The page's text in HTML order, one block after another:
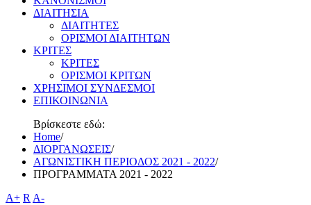
ΔΙΑΙΤΗΣΙΑ
ΔΙΑΙΤΗΤΕΣ
ΟΡΙΣΜΟΙ ΔΙΑΙΤΗΤΩΝ
ΚΡΙΤΕΣ
ΚΡΙΤΕΣ
ΟΡΙΣΜΟΙ ΚΡΙΤΩΝ
ΧΡΗΣΙΜΟΙ ΣΥΝΔΕΣΜΟΙ
ΕΠΙΚΟΙΝΩΝΙΑ
Βρίσκεστε εδώ:
Home/
ΔΙΟΡΓΑΝΩΣΕΙΣ/
ΑΓΩΝΙΣΤΙΚΗ ΠΕΡΙΟΔΟΣ 2021 - 2022/
ΠΡΟΓΡΑΜΜΑΤΑ 2021 - 2022
A+ R A-